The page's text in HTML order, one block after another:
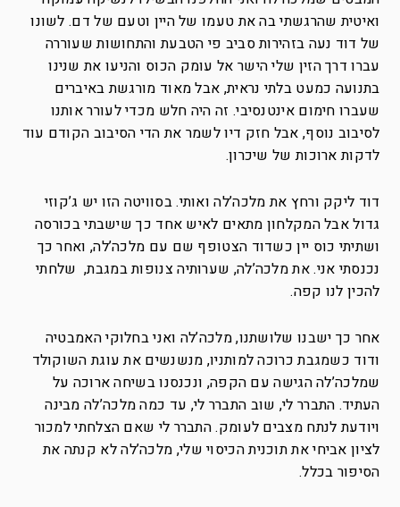
ואיטית שהרגשתי בה את טעמו של היין וטעם של דם. לשונו
של דוד נעה בזהירות סביב פי הטבעת והתחושות שעוררה
עברו דרך הזין שלי הישר אל עומק הכוס והניעו את שנינו
בתנועה כמעט בלתי נראית, אבל מאוד מורגשת באיברים
שעברו חימום אינטנסיבי. זה היה חלש מכדי לעורר אותנו
לסיבוב נוסף, אבל חזק דיו לשמר את הדי הסיבוב הקודם עוד
לדקות ארוכות של שיכרון.
דוד ליקק ורחץ את מלכה’לה ואותי. בסוויטה הזו יש ג’קוזי
גדול אבל המקלחון מתאים לאיש אחד כך שישבתי בכורסה
ושתיתי כוס יין כשדוד הצטופף שם עם מלכה’לה, ואחר כך
נכנסתי אני. את מלכה’לה, שערותיה צנופות במגבת, שלחתי
להכין לנו קפה.
אחר כך ישבנו שלושתנו, מלכה’לה ואני בחלוקי האמבטיה
ודוד כשמגבת כרוכה למותניו, מנשנשים את עוגת השוקולד
שמלכה’לה הגישה עם הקפה, ונכנסנו בשיחה ארוכה על
העתיד. התברר לי, שוב התברר לי, עד כמה מלכה’לה מבינה
ויודעת לנתח מצבים לעומק. התברר לי שאם הצלחתי למכור
לציון אביחי את תוכנית הכיסוי שלי, מלכה’לה לא קנתה את
הסיפור בכלל.